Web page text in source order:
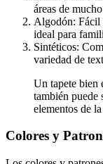
áreas de
Algodón: Fácil
ideal para
Sintéticos:
variedad de
Un tapete bien
también puede
elementos de la
Colores y